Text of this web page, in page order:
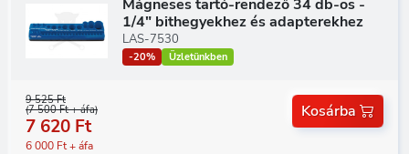
Mágneses tartó-rendező 34 db-os -
1/4" bithegyekhez és adapterekhez
LAS-7530
-20% Üzletünkben
9 525 Ft
(7 500 Ft + áfa)
7 620 Ft
6 000 Ft + áfa
Kosárba